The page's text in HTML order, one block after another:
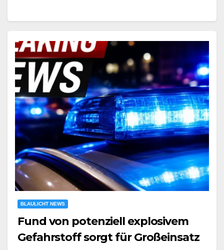
BLAULICHT NEWS
Fund von potenziell explosivem
Gefahrstoff sorgt für Großeinsatz